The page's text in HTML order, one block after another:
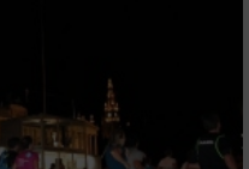
Angebote
Auswahl